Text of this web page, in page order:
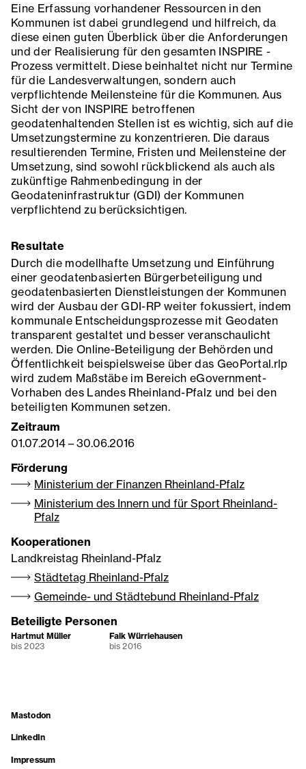
Eine Erfassung vorhandener Ressourcen in den
Kommunen ist dabei grundlegend und hilfreich, da
diese einen guten Überblick über die Anforderungen
und der Realisierung für den gesamten INSPIRE -
Prozess vermittelt. Diese beinhaltet nicht nur Termine
für die Landesverwaltungen, sondern auch
verpflichtende Meilensteine für die Kommunen. Aus
Sicht der von INSPIRE betroffenen
geodatenhaltenden Stellen ist es wichtig, sich auf die
Umsetzungstermine zu konzentrieren. Die daraus
resultierenden Termine, Fristen und Meilensteine der
Umsetzung, sind sowohl rückblickend als auch als
zukünftige Rahmenbedingung in der
Geodateninfrastruktur (GDI) der Kommunen
verpflichtend zu berücksichtigen.
Resultate
Durch die modellhafte Umsetzung und Einführung
einer geodatenbasierten Bürgerbeteiligung und
geodatenbasierten Dienstleistungen der Kommunen
wird der Ausbau der GDI-RP weiter fokussiert, indem
kommunale Entscheidungsprozesse mit Geodaten
transparent gestaltet und besser veranschaulicht
werden. Die Online-Beteiligung der Behörden und
Öffentlichkeit beispielsweise über das GeoPortal.rlp
wird zudem Maßstäbe im Bereich eGovernment-
Vorhaben des Landes Rheinland-Pfalz und bei den
beteiligten Kommunen setzen.
Zeitraum
01.07.2014 – 30.06.2016
Förderung
Ministerium der Finanzen Rheinland-Pfalz
Ministerium des Innern und für Sport Rheinland-
Pfalz
Kooperationen
Landkreistag Rheinland-Pfalz
Städtetag Rheinland-Pfalz
Gemeinde- und Städtebund Rheinland-Pfalz
Beteiligte Personen
Hartmut Müller
bis 2023
Falk Würriehausen
bis 2016
Mastodon
LinkedIn
Impressum